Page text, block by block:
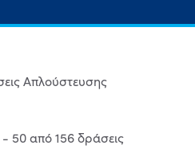
Απλούστευσης
50 από 156 δράσεις